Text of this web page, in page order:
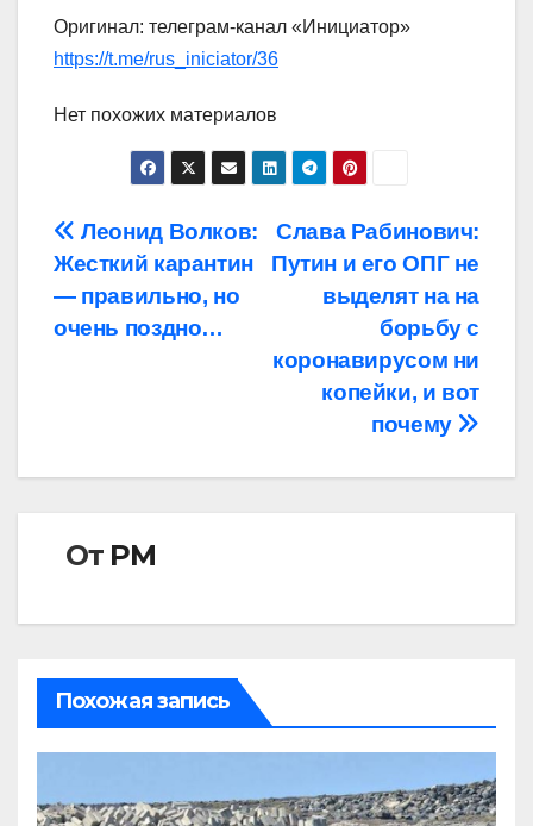
Оригинал: телеграм-канал «Инициатор»
https://t.me/rus_iniciator/36
Нет похожих материалов
Навигация
по
записям
Слава Рабинович:
Путин и его ОПГ не
выделят на на
борьбу с
коронавирусом ни
копейки, и вот
почему
Леонид Волков:
Жесткий карантин
— правильно, но
очень поздно…
От РМ
Похожая запись